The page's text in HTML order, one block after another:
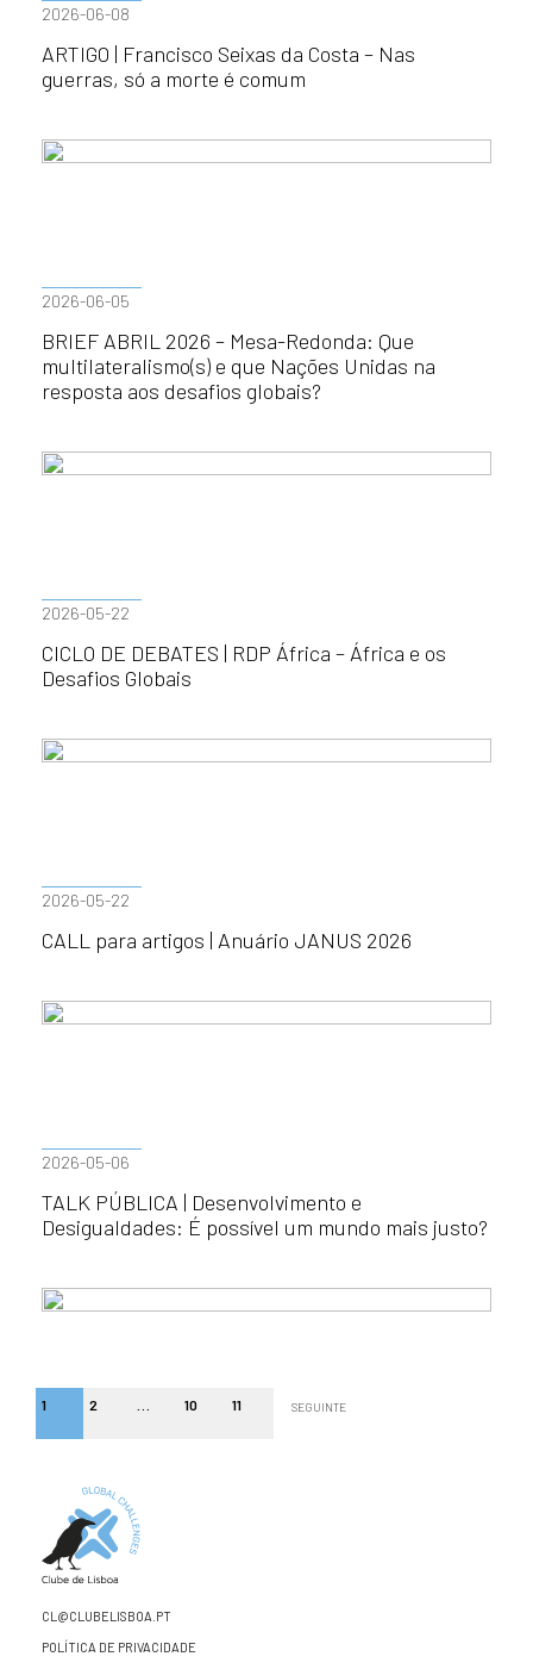
2026-06-08
ARTIGO | Francisco Seixas da Costa – Nas
guerras, só a morte é comum
2026-06-05
BRIEF ABRIL 2026 – Mesa-Redonda: Que
multilateralismo(s) e que Nações Unidas na
resposta aos desafios globais?
2026-05-22
CICLO DE DEBATES | RDP África – África e os
Desafios Globais
2026-05-22
CALL para artigos | Anuário JANUS 2026
2026-05-06
TALK PÚBLICA | Desenvolvimento e
Desigualdades: É possível um mundo mais justo?
1 2 10 11 SEGUINTE
CL@CLUBELISBOA.PT
POLÍTICA DE PRIVACIDADE